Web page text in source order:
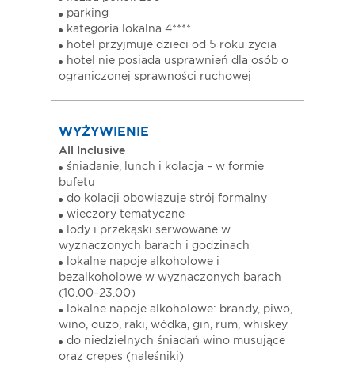
parking
kategoria lokalna 4****
hotel przyjmuje dzieci od 5 roku życia
hotel nie posiada usprawnień dla osób o
ograniczonej sprawności ruchowej
WYŻYWIENIE
All Inclusive
śniadanie, lunch i kolacja – w formie
bufetu
do kolacji obowiązuje strój formalny
wieczory tematyczne
lody i przekąski serwowane w
wyznaczonych barach i godzinach
lokalne napoje alkoholowe i
bezalkoholowe w wyznaczonych barach
(10.00–23.00)
lokalne napoje alkoholowe: brandy, piwo,
wino, ouzo, raki, wódka, gin, rum, whiskey
do niedzielnych śniadań wino musujące
oraz crepes (naleśniki)